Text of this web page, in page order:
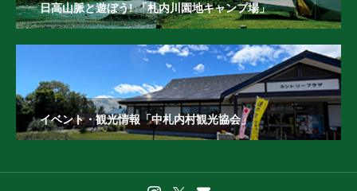
日高山脈と遊ぼう! 「札内川園地キャンプ場」
イベント・観光情報「中札内村観光協会」